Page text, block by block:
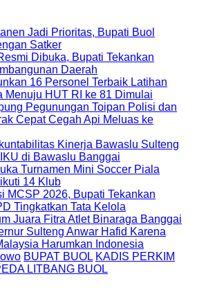
Jadi Prioritas, Bupati Buol
Satker
Dibuka, Bupati Tekankan
Daerah
16 Personel Terbaik Latihan
Menuju HUT RI ke 81 Dimulai
Pegunungan Toipan Polisi dan
Cepat Cegah Api Meluas ke
Kinerja Bawaslu Sulteng
di Bawaslu Banggai
Turnamen Mini Soccer Piala
14 Klub
MCSP 2026, Bupati Tekankan
Tingkatkan Tata Kelola
Juara Fitra Atlet Binaraga Banggai
Sulteng Anwar Hafid Karena
Harumkan Indonesia
BUPAT BUOL KADIS PERKIM
LITBANG BUOL